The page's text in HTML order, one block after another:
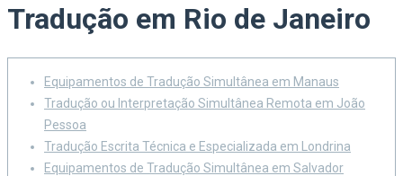
Tradução em Rio de Janeiro
Equipamentos de Tradução Simultânea em Manaus
Tradução ou Interpretação Simultânea Remota em João
Pessoa
Tradução Escrita Técnica e Especializada em Londrina
Equipamentos de Tradução Simultânea em Salvador